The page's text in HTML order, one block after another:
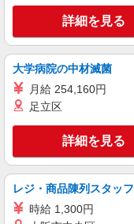
紹介予定派遣
株式会社パソナ・東京キ
営
キープ
派遣社員
株式会社パソナ・東京キ
詳細を見る
大学病院の中材滅菌
月給 254,160円
足立区
詳細を見る
レジ・商品陳列スタッフ
時給 1,300円